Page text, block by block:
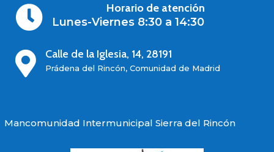

Horario de atención
Lunes-Viernes 8:30 a 14:30
 Calle de la Iglesia, 14, 28191
Prádena del Rincón, Comunidad de Madrid
Mancomunidad Intermunicipal Sierra del Rincón